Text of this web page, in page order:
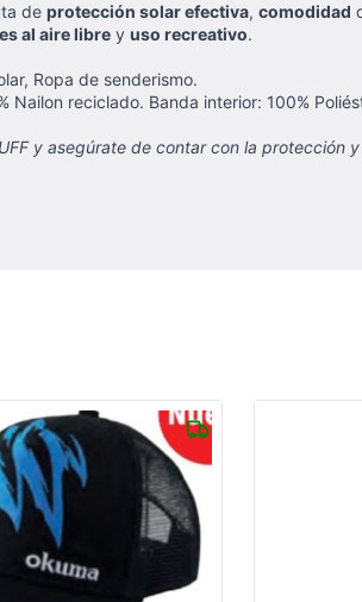
de protección solar efectiva, comodidad
al aire libre y uso recreativo.
Ropa de senderismo.
Nailon reciclado. Banda interior: 100%
y asegúrate de contar con la